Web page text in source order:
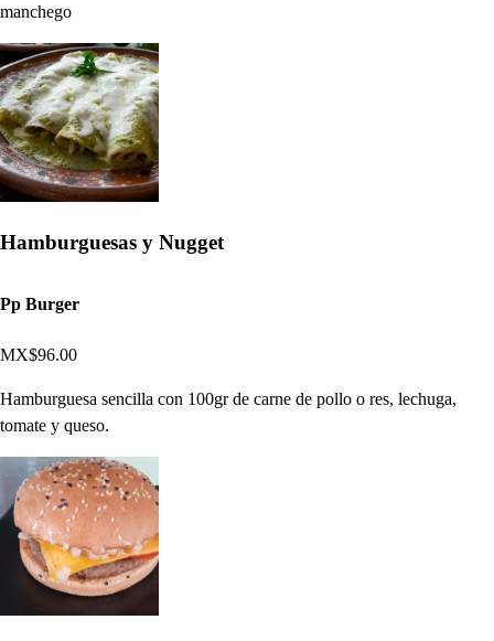
manchego
Hamburguesas y Nugget
Pp Burger
MX$96.00
Hamburguesa sencilla con 100gr de carne de pollo o res, lechuga,
tomate y queso.